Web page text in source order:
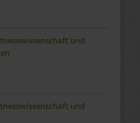
und
und